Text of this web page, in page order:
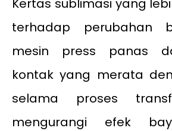
Kertas sublimasi yang
terhadap perubahan
mesin press panas
kontak yang merata
selama proses
mengurangi efek